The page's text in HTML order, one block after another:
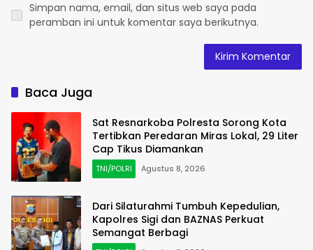
Simpan nama, email, dan situs web saya pada
peramban ini untuk komentar saya berikutnya.
Baca Juga
Sat Resnarkoba Polresta Sorong Kota
Tertibkan Peredaran Miras Lokal, 29 Liter
Cap Tikus Diamankan
TNI/POLRI Agustus 8, 2026
Dari Silaturahmi Tumbuh Kepedulian,
Kapolres Sigi dan BAZNAS Perkuat
Semangat Berbagi